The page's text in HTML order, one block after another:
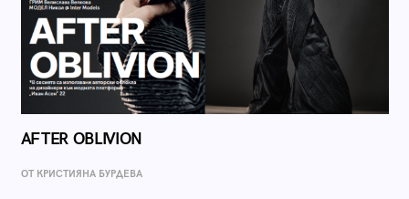
AFTER OBLIVION
ОТ КРИСТИЯНА БУРДЕВА